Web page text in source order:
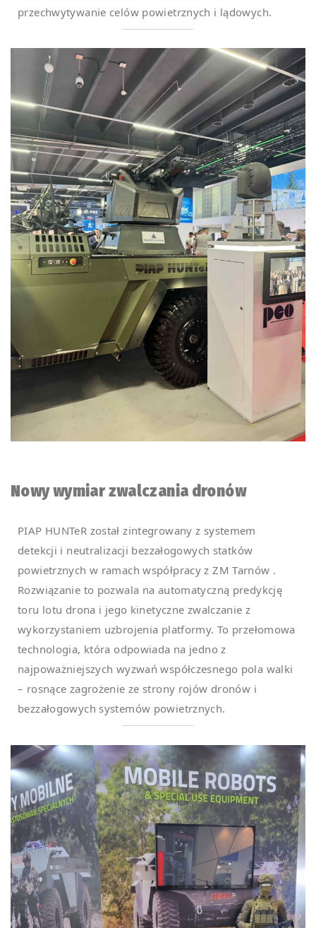
przechwytywanie celów powietrznych i lądowych.
Nowy wymiar zwalczania dronów
PIAP HUNTeR został zintegrowany z systemem
detekcji i neutralizacji bezzałogowych statków
powietrznych w ramach współpracy z ZM Tarnów .
Rozwiązanie to pozwala na automatyczną predykcję
toru lotu drona i jego kinetyczne zwalczanie z
wykorzystaniem uzbrojenia platformy. To przełomowa
technologia, która odpowiada na jedno z
najpoważniejszych wyzwań współczesnego pola walki
– rosnące zagrożenie ze strony rojów dronów i
bezzałogowych systemów powietrznych.